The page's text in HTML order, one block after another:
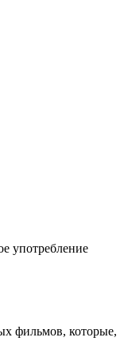
употребление
фильмов, которые,